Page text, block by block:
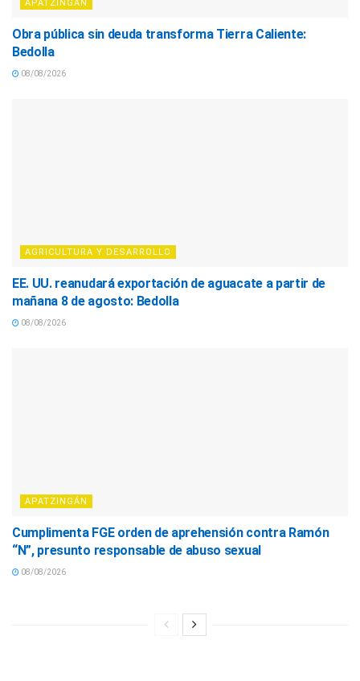
APATZINGÁN
Obra pública sin deuda transforma Tierra Caliente:
Bedolla
08/08/2026
AGRICULTURA Y DESARROLLO
EE. UU. reanudará exportación de aguacate a partir de
mañana 8 de agosto: Bedolla
08/08/2026
APATZINGÁN
Cumplimenta FGE orden de aprehensión contra Ramón
“N”, presunto responsable de abuso sexual
08/08/2026